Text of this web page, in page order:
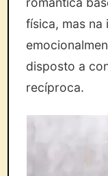
física, mas na
disposto a
recíproca.